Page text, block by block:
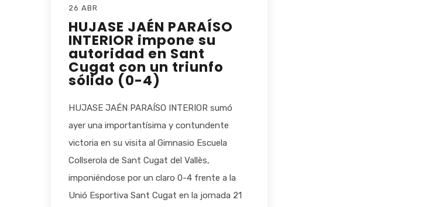
26 ABR
HUJASE JAÉN PARAÍSO
INTERIOR impone su
autoridad en Sant
Cugat con un triunfo
sólido (0-4)
HUJASE JAÉN PARAÍSO INTERIOR sumó
ayer una importantísima y contundente
victoria en su visita al Gimnasio Escuela
Collserola de Sant Cugat del Vallès,
imponiéndose por un claro 0-4 frente a la
Unió Esportiva Sant Cugat en la jornada 21